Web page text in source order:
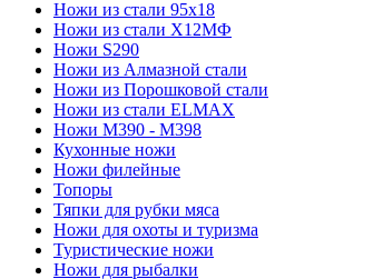
Ножи из стали 95х18
Ножи из стали Х12МФ
Ножи S290
Ножи из Алмазной стали
Ножи из Порошковой стали
Ножи из стали ELMAX
Ножи М390 - М398
Кухонные ножи
Ножи филейные
Топоры
Тяпки для рубки мяса
Ножи для охоты и туризма
Туристические ножи
Ножи для рыбалки